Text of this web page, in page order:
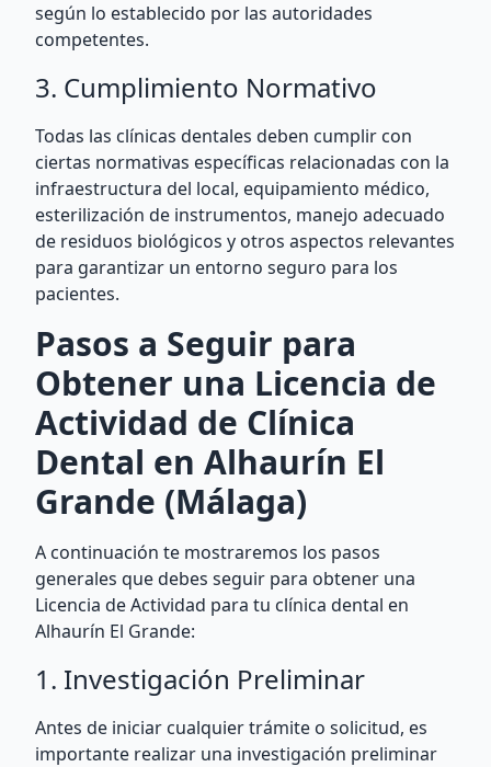
según lo establecido por las autoridades
competentes.
3. Cumplimiento Normativo
Todas las clínicas dentales deben cumplir con
ciertas normativas específicas relacionadas con la
infraestructura del local, equipamiento médico,
esterilización de instrumentos, manejo adecuado
de residuos biológicos y otros aspectos relevantes
para garantizar un entorno seguro para los
pacientes.
Pasos a Seguir para
Obtener una Licencia de
Actividad de Clínica
Dental en Alhaurín El
Grande (Málaga)
A continuación te mostraremos los pasos
generales que debes seguir para obtener una
Licencia de Actividad para tu clínica dental en
Alhaurín El Grande:
1. Investigación Preliminar
Antes de iniciar cualquier trámite o solicitud, es
importante realizar una investigación preliminar